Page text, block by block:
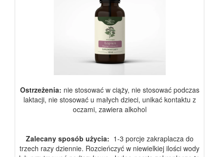
Ostrzeżenia: nie stosować w ciąży, nie stosować podczas
laktacji, nie stosować u małych dzieci, unikać kontaktu z
oczami, zawiera alkohol
Zalecany sposób użycia: 1-3 porcje zakraplacza do
trzech razy dziennie. Rozcieńczyć w niewielkiej ilości wody